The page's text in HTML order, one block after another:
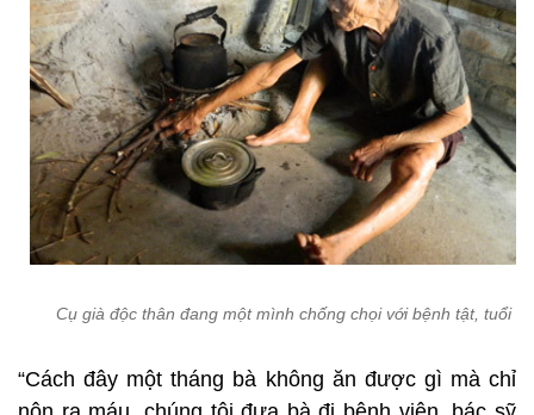
Cụ già độc thân đang một mình chống chọi với bệnh tật, tuổi
“Cách đây một tháng bà không ăn được gì mà chỉ